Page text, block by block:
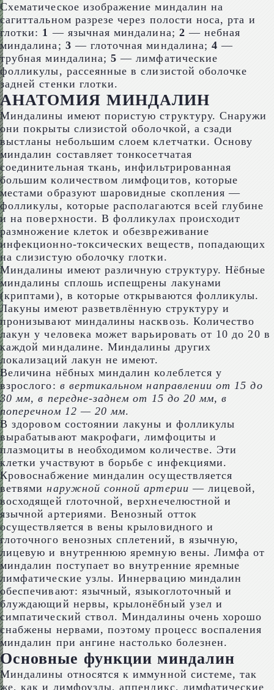
Схематическое изображение миндалин на
сагиттальном разрезе через полости носа, рта и
глотки: 1 — язычная миндалина; 2 — небная
миндалина; 3 — глоточная миндалина;4 —
трубная миндалина;5 — лимфатические
фолликулы, рассеянные в слизистой оболочке
задней стенки глотки.
АНАТОМИЯ МИНДАЛИН
Миндалины имеют пористую структуру. Снаружи
они покрыты слизистой оболочкой, а сзади
выстланы небольшим слоем клетчатки. Основу
миндалин составляет тонкосетчатая
соединительная ткань, инфильтрированная
большим количеством лимфоцитов, которые
местами образуют шаровидные скопления —
фолликулы, которые располагаются всей глубине
и на поверхности. В фолликулах происходит
размножение клеток и обезвреживание
инфекционно-токсических веществ, попадающих
на слизистую оболочку глотки.
Миндалины имеют различную структуру. Нёбные
миндалины сплошь испещрены лакунами
(криптами), в которые открываются фолликулы.
Лакуны имеют разветвлённую структуру и
пронизывают миндалины насквозь. Количество
лакун у человека может варьировать от 10 до 20 в
каждой миндалине. Миндалины других
локализаций лакун не имеют.
Величина нёбных миндалин колеблется у
взрослого: в вертикальном направлении от 15 до
30 мм, в передне-заднем от 15 до 20 мм, в
поперечном 12 — 20 мм.
В здоровом состоянии лакуны и фолликулы
вырабатывают макрофаги, лимфоциты и
плазмоциты в необходимом количестве. Эти
клетки участвуют в борьбе с инфекциями.
Кровоснабжение миндалин осуществляется
ветвями наружной сонной артерии — лицевой,
восходящей глоточной, верхнечелюстной и
язычной артериями. Венозный отток
осуществляется в вены крыловидного и
глоточного венозных сплетений, в язычную,
лицевую и внутреннюю яремную вены. Лимфа от
миндалин поступает во внутренние яремные
лимфатические узлы. Иннервацию миндалин
обеспечивают: язычный, языкоглоточный и
блуждающий нервы, крылонёбный узел и
симпатический ствол. Миндалины очень хорошо
снабжены нервами, поэтому процесс воспаления
миндалин при ангине настолько болезнен.
Основные функции миндалин
Миндалины относятся к иммунной системе, так
же, как и лимфоузлы, аппендикс, лимфатические